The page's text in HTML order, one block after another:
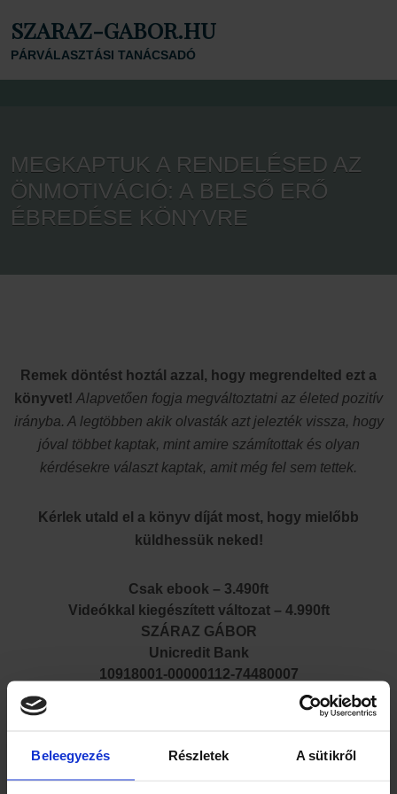
Beleegyezés Részletek A sütikről
SZARAZ-GABOR.HU
PÁRVÁLASZTÁSI TANÁCSADÓ
MEGKAPTUK A RENDELÉSED AZ
ÖNMOTIVÁCIÓ: A BELSŐ ERŐ
ÉBREDÉSE KÖNYVRE
Remek döntést hoztál azzal, hogy megrendelted ezt a
könyvet! Alapvetően fogja megváltoztatni az életed pozitív
irányba. A legtöbben akik olvasták azt jelezték vissza, hogy
jóval többet kaptak, mint amire számítottak és olyan
kérdésekre választ kaptak, amit még fel sem tettek.
Kérlek utald el a könyv díját most, hogy mielőbb
küldhessük neked!
Csak ebook – 3.490ft
Videókkal kiegészített változat – 4.990ft
SZÁRAZ GÁBOR
Unicredit Bank
10918001-00000112-74480007
IBAN HU 18 1091 8001 0000 0112 7448 0007